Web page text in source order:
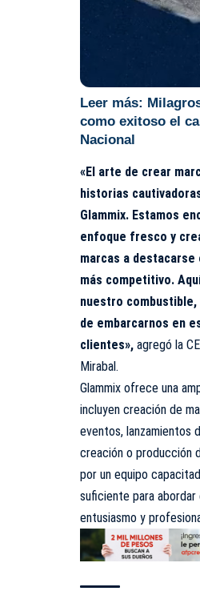
Leer más:
como exitoso el
Nacional
«El arte de crear
historias
Glammix. Estamos
enfoque fresco y
marcas a destacarse
más competitivo.
nuestro
de embarcarnos en
clientes», agregó la
Mirabal.
Glammix ofrece una
incluyen creación de
eventos, lanzamientos
creación o producción
por un equipo
suficiente para
entusiasmo y